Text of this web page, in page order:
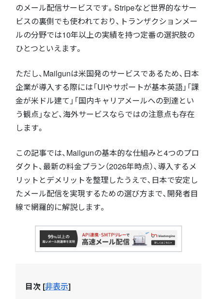
のメール配信サービスです。Stripeなど世界的なサー
ビスの裏側でも使われており、トランザクションメー
ルの分野では10年以上の実績を持つ定番の選択肢の
ひとつといえます。
ただし、Mailgunは米国発のサービスであるため、日本
企業が導入する際には「UIやサポートが基本英語」「課
金が米ドル建て」「国内キャリアメールへの到達とい
う観点」など、海外サービスならではの注意点も存在
します。
この記事では、Mailgunの基本的な仕組みと4つのプロ
ダクト、最新の料金プラン（2026年時点）、導入するメ
リットとデメリットを整理したうえで、日本で安定し
たメール配信を実現するための選び方まで、開発者目
線で網羅的に解説します。
目次 [非表示]